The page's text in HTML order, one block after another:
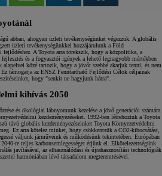
abban, ahogyan üzleti tevékenységünket végezzük. A globális
üzleti tevékenységünkkel hozzájárulunk a Föld
fejlődéshez. A Toyota arra törekszik, hogy a közpolitika, a
és a fogyasztói igények a lehető legnagyobb mértékben
alapelvei közé tartozik, hogy a jövőt szebbé akarjuk tenni, és nem
támogatja az ENSZ Fenntartható Fejlődési Célok céljainak
hogy "senkit ne hagyjunk hátra".
kihívás 2050
és ökológiai lábnyomunk kezelése a jövő generációi számára.
kezdeményezéseket. 1992-ben létrehoztuk a Toyota
távú globális kezdeményezéseinket Toyota Környezetvédelmi
Ez arra kötelez minket, hogy csökkentsük a CO2-kibocsátást,
váljunk járműveink és működésünk tekintetében. Európában
re teljes karbonsemlegességet érjünk el. Elkötelezettségünk
javításával, az elhasználódási és újrahasznosítási technológiák
harmóniában lévő társadalom megteremtésével.